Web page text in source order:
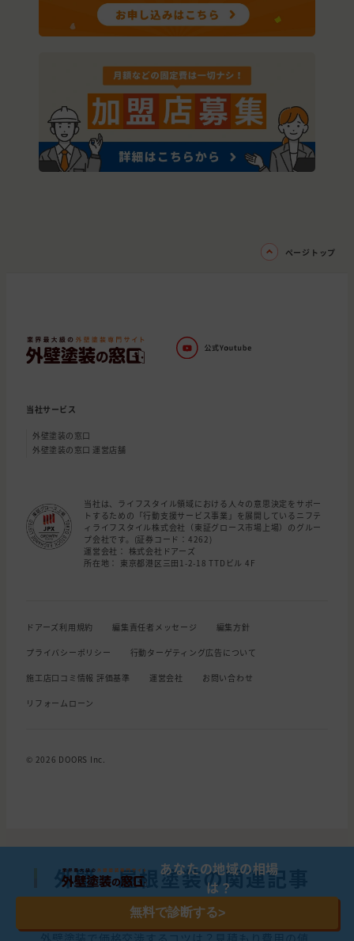
ページトップ
当社サービス
外壁塗装の窓口
外壁塗装の窓口 運営店舗
当社は、ライフスタイル領域における人々の意思決定をサポー
トするための「行動支援サービス事業」を展開しているニフテ
ィライフスタイル株式会社（東証グロース市場上場）のグルー
プ会社です。(証券コード：4262)
運営会社： 株式会社ドアーズ
所在地： 東京都港区三田1-2-18 TTDビル 4F
ドアーズ利用規約 編集責任者メッセージ 編集方針
プライバシーポリシー 行動ターゲティング広告について
施工店口コミ情報 評価基準 運営会社 お問い合わせ
リフォームローン
© 2026 DOORS Inc.
外壁・屋根塗装の関連記事
あなたの地域の相場
は？
無料で診断する>